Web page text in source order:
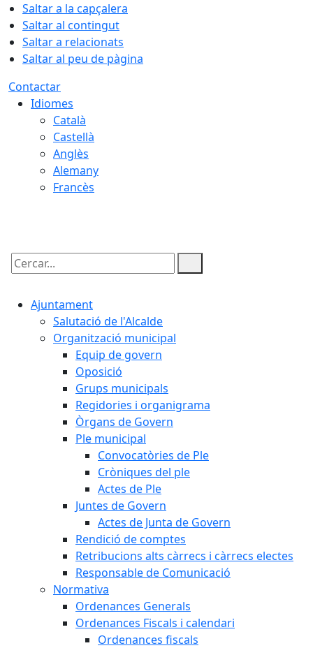
Saltar a la capçalera
Saltar al contingut
Saltar a relacionats
Saltar al peu de pàgina
Contactar
Idiomes
Català
Castellà
Anglès
Alemany
Francès
Cercar:
Ajuntament
Salutació de l'Alcalde
Organització municipal
Equip de govern
Oposició
Grups municipals
Regidories i organigrama
Òrgans de Govern
Ple municipal
Convocatòries de Ple
Cròniques del ple
Actes de Ple
Juntes de Govern
Actes de Junta de Govern
Rendició de comptes
Retribucions alts càrrecs i càrrecs electes
Responsable de Comunicació
Normativa
Ordenances Generals
Ordenances Fiscals i calendari
Ordenances fiscals